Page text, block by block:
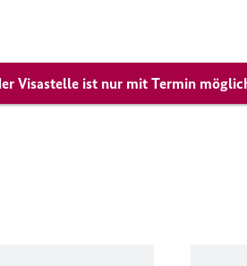
Visastelle ist nur mit Termin